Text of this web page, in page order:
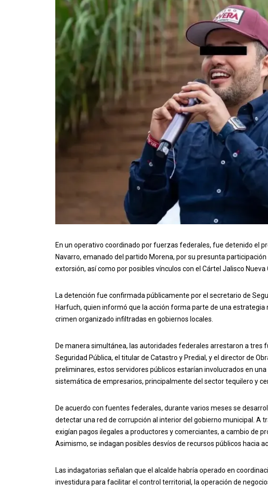
En un operativo coordinado por fuerzas federales, fue detenido el
Navarro, emanado del partido Morena, por su presunta
extorsión, así como por posibles vínculos con el Cártel Jalisco Nueva
La detención fue confirmada públicamente por el secretario de
Harfuch, quien informó que la acción forma parte de una
crimen organizado infiltradas en gobiernos locales.
De manera simultánea, las autoridades federales arrestaron a tres
Seguridad Pública, el titular de Catastro y Predial, y el director de
preliminares, estos servidores públicos estarían involucrados en
sistemática de empresarios, principalmente del sector tequilero y
De acuerdo con fuentes federales, durante varios meses se
detectar una red de corrupción al interior del gobierno municipal. A
exigían pagos ilegales a productores y comerciantes, a cambio de
Asimismo, se indagan posibles desvíos de recursos públicos hacia
Las indagatorias señalan que el alcalde habría operado en
investidura para facilitar el control territorial, la operación de